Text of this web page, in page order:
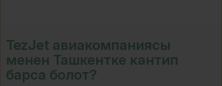
TezJet авиакомпаниясы
менен Ташкентке кантип
барса болот?